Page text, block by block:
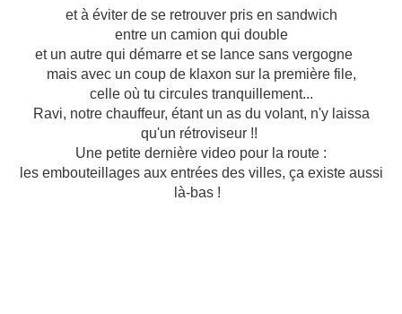
et à éviter de se retrouver pris en sandwich
entre un camion qui double
et un autre qui démarre et se lance sans vergogne
mais avec un coup de klaxon sur la première file,
celle où tu circules tranquillement...
Ravi, notre chauffeur, étant un as du volant, n'y laissa
qu'un rétroviseur !!
Une petite dernière video pour la route :
les embouteillages aux entrées des villes, ça existe aussi
là-bas !